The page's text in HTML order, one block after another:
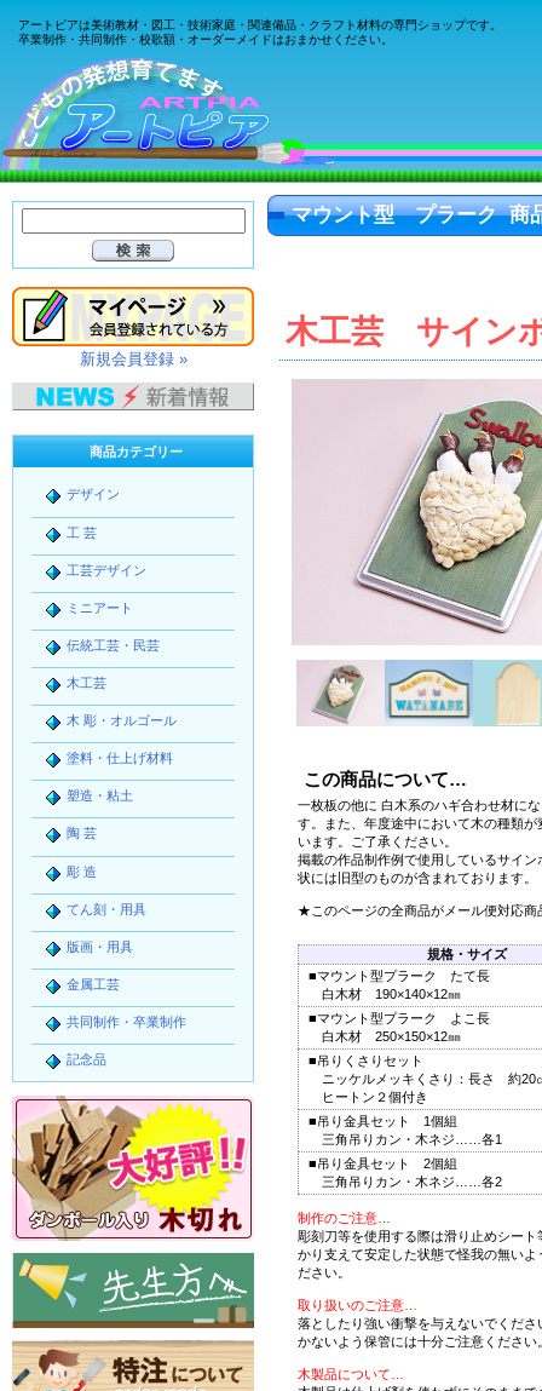
アートピアは美術教材・図工・技術家庭・関連備品・クラフト材料の専門ショップです。
卒業制作・共同制作・校歌額・オーダーメイドはおまかせください。
マウント型 プラーク 商
木工芸 サイン
この商品について…
一枚板の他に 白木系のハギ合わせ材に
す。また、年度途中において木の種類が
います。ご了承ください。
掲載の作品制作例で使用しているサイン
状には旧型のものが含まれております。
★このページの全商品がメール便対応商
規格・サイズ
■マウント型プラーク たて長
白木材 190×140×12㎜
■マウント型プラーク よこ長
白木材 250×150×12㎜
■吊りくさりセット
ニッケルメッキくさり：長さ 約20
ヒートン２個付き
■吊り金具セット 1個組
三角吊りカン・木ネジ……各1
■吊り金具セット 2個組
三角吊りカン・木ネジ……各2
制作のご注意…
彫刻刀等を使用する際は滑り止めシート
かり支えて安定した状態で怪我の無いよ
ださい。
取り扱いのご注意…
落としたり強い衝撃を与えないでくださ
かないよう保管には十分ご注意ください
木製品について…
新規会員登録 »
商品カテゴリー
デザイン
工 芸
工芸デザイン
ミニアート
伝統工芸・民芸
木工芸
木 彫・オルゴール
塗料・仕上げ材料
塑造・粘土
陶 芸
彫 造
てん刻・用具
版画・用具
金属工芸
共同制作・卒業制作
記念品